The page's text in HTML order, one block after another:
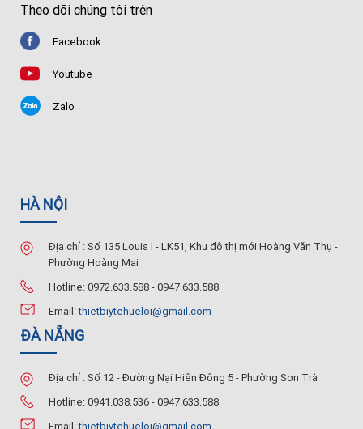
Theo dõi chúng tôi trên
Facebook
Youtube
Zalo
HÀ NỘI
Địa chỉ : Số 135 Louis I - LK51, Khu đô thị mới Hoàng Văn Thụ -
Phường Hoàng Mai
Hotline: 0972.633.588 - 0947.633.588
Email:thietbiytehueloi@gmail.com
ĐÀ NẴNG
Địa chỉ : Số 12 - Đường Nại Hiên Đông 5 - Phường Sơn Trà
Hotline: 0941.038.536 - 0947.633.588
Email:thietbiytehueloi@gmail.com